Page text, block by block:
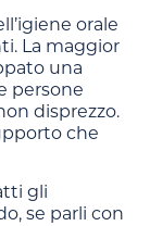
orale
La maggior
una
persone
disprezzo.
che
gli
se parli con